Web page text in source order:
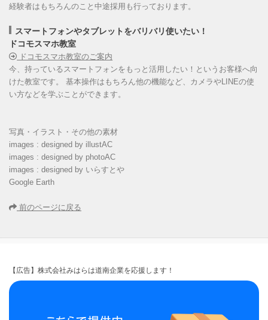
経験者はもちろんのこと中途採用も行っております。
スマートフォンやタブレットをバリバリ使いたい！
ドコモスマホ教室
ドコモスマホ教室のご案内
今、持っているスマートフォンをもっと活用したい！というお客様へ向
けた教室です。 基本操作はもちろん他の機能など、カメラやLINEの使
い方などを学ぶことができます。
写真・イラスト・その他の素材
images : designed by illustAC
images : designed by photoAC
images : designed by いらすとや
Google Earth
前のページに戻る
【広告】株式会社みはらは道南企業を応援します！